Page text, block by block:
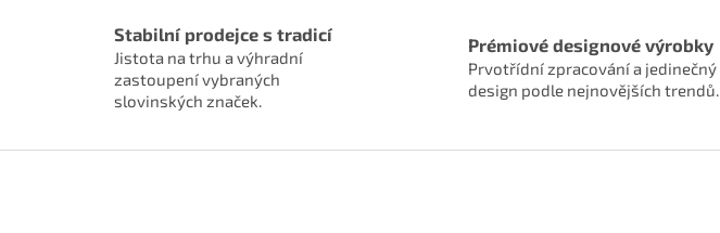
Stabilní prodejce s tradicí
Jistota na trhu a výhradní
zastoupení vybraných
slovinských značek.
Prémiové designové výrobky
Prvotřídní zpracování a jedinečný
design podle nejnovějších trendů.